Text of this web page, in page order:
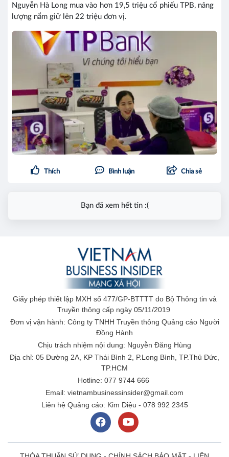
Nguyễn Hà Long mua vào hơn 19,5 triệu cổ phiếu TPB, nâng
lượng nắm giữ lên 22 triệu đơn vị.
Thích Bình luận Chia sẻ
Bạn đã xem hết tin :(
Giấy phép thiết lập MXH số 477/GP-BTTTT do Bộ Thông tin và
Truyền thông cấp ngày 05/11/2019
Đơn vị vận hành: Công ty TNHH Truyền thông Quảng cáo Người
Đồng Hành
Chịu trách nhiệm nội dung: Nguyễn Đăng Hùng
Địa chỉ: 05 Đường 2A, KP Thái Bình 2, P.Long Bình, TP.Thủ Đức,
TP.HCM
Hotline: 077 9744 666
Email: vietnambusinessinsider@gmail.com
Liên hệ Quảng cáo: Kim Diệu - 078 992 2345